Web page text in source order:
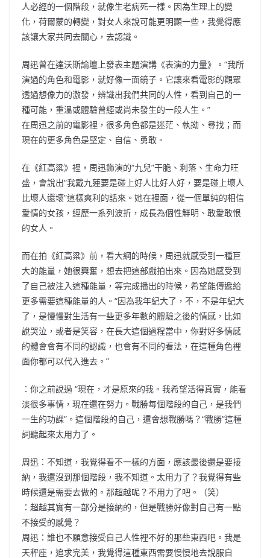
人必經的一個階段，就像生老病死一樣。因為生理上的變
化，荷爾蒙的轉變，對女人來說可能更明顯一些，我覺得應
該讓大家共同去關心，去認識。
周迅曾在達沃斯論壇上發表主題演講《表演的力量》。“我所
演過的角色和電影，就好像一面鏡子。它讓來看電影的觀眾
透過想像力的激發，辨識出我們共同的人性，看到自己的一
種可能，重溫或體驗曾經或尚未發生的一段人生。”
在周迅之前的電影裡，很多角色都是迷茫、執拗、尋找；而
現在的更多角色是堅定、自信、勇敢。
在《紅高粱》裡，周迅飾演的“九兒”干脆、利落、生命力旺
盛，會說出“我戴九蓮要是碰上好人比好人好，要是碰上壞人
比壞人還壞”這樣爽利的話來。她在裡面，從一個單純的相信
愛情的女孩，經歷一系列波折，成長為個性鮮明、敢愛敢恨
的女人。
而在拍《紅高粱》前，看大綱的時候，周迅就感受到一種巨
大的能量，她很興奮，想去把這部戲拍出來。因為她感受到
了自己被注入這種能量，等完成播出的時候，希望能傳遞給
更多需要這種能量的人。“因為我年紀大了，不，不是年紀大
了，是慢慢對生活有一些更多年數的體驗之後的情感，比如
說哭泣，或者是笑容，在長大這個過程當中，你對好多情感
的體會會有不同的認識，也會有不同的看法，在這種角色裡
面你都可以代入進去。”
：你之前說過 “現在，才是原來的我。我希望活得真實，能看
淡很多事情，現在還在努力。戰勝每個階段的自己，是我們
一生的功課”。這個階段的自己，還會想戰勝嗎？“戰勝”這種
詞聽起來太用力了。
周迅：不知道，我覺得看不一樣的方面，應該最後還是要接
納，我還沒到那個階段，我不知道。太用力了？我覺得有些
時候還是需要去做的。那超越呢？不用力了吧。（笑）
：超越其實有一部分是接納的，但是戰勝好像對自己有一點
不接受的感覺？
周迅：誰也不願意接受自己人性裡不好的那些東西吧。我是
天秤座，追求完美，我覺得這種東西需要慢慢地去說服自